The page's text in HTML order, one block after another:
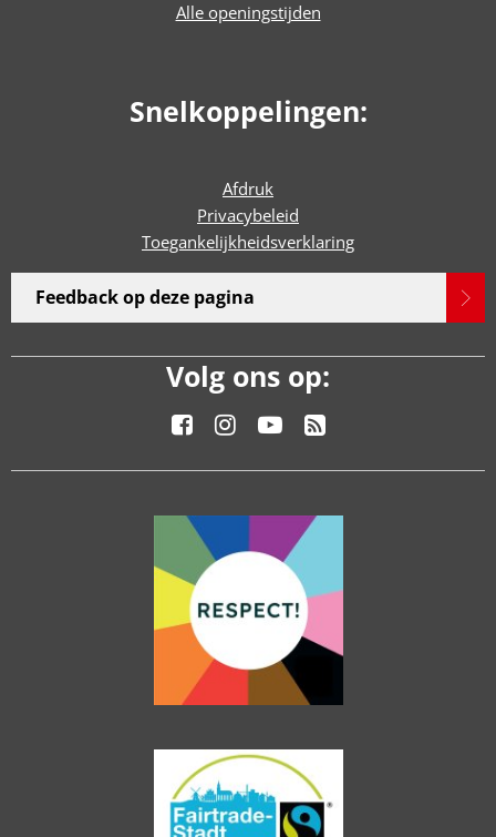
Alle openingstijden
Snelkoppelingen:
Afdruk
Privacybeleid
Toegankelijkheidsverklaring
Feedback op deze pagina
Volg ons op: